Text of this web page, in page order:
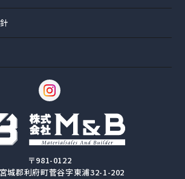
〒981-0122
城郡利府町菅谷字東浦32-1-202